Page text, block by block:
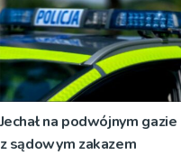
Jechał na podwójnym gazie
z sądowym zakazem